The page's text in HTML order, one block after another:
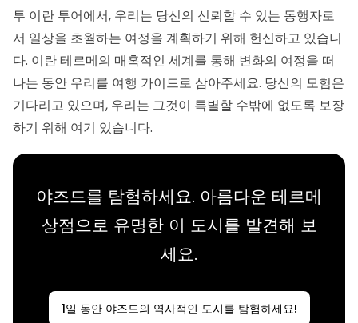
투 이란 투어에서, 우리는 당신의 신뢰할 수 있는 동행자로
서 일상을 초월하는 여정을 계획하기 위해 헌신하고 있습니
다. 이란 테르메의 매혹적인 세계를 통해 변화의 여정을 떠
나는 동안 우리를 여행 가이드로 삼아주세요. 당신의 모험은
기다리고 있으며, 우리는 그것이 특별할 수밖에 없도록 보장
하기 위해 여기 있습니다.
야즈드를 탐험하세요. 아름다운 테르메
상점으로 유명한 이 도시를 발견해 보
세요.
1일 동안 야즈드의 역사적인 도시를 탐험하세요!